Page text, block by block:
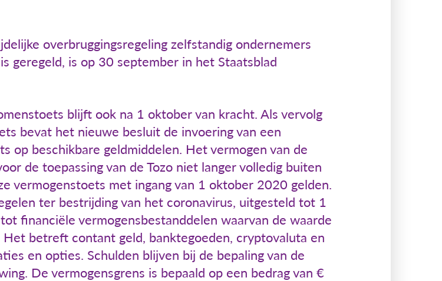
overbruggingsregeling zelfstandig ondernemers
geregeld, is op 30 september in het Staatsblad
blijft ook na 1 oktober van kracht. Als vervolg
bevat het nieuwe besluit de invoering van een
op beschikbare geldmiddelen. Het vermogen van de
de toepassing van de Tozo niet langer volledig buiten
vermogenstoets met ingang van 1 oktober 2020 gelden.
ter bestrijding van het coronavirus, uitgesteld tot 1
financiële vermogensbestanddelen waarvan de waarde
betreft contant geld, banktegoeden, cryptovaluta en
en opties. Schulden blijven bij de bepaling van de
De vermogensgrens is bepaald op een bedrag van €